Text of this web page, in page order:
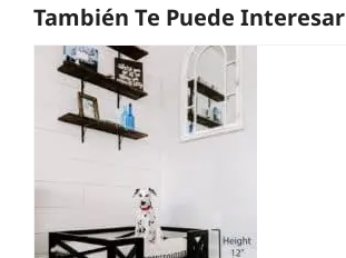
También Te Puede Interesar